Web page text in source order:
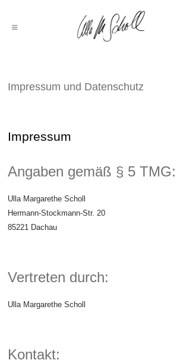
Impressum und Datenschutz
Impressum
Angaben gemäß § 5 TMG:
Ulla Margarethe Scholl
Hermann-Stockmann-Str. 20
85221 Dachau
Vertreten durch:
Ulla Margarethe Scholl
Kontakt: